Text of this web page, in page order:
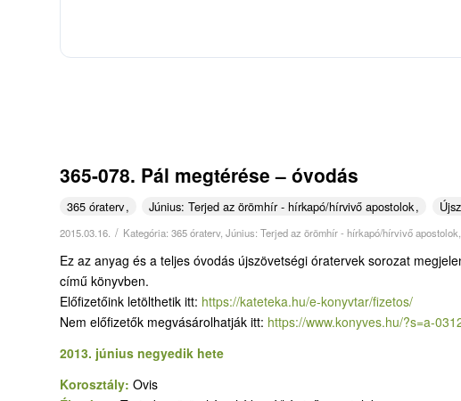
365-078. Pál megtérése – óvodás
365 óraterv Június: Terjed az örömhír - hírkapó/hírvivő apostolok
2015.03.16. / Kategória: 365 óraterv, Június: Terjed az örömhír - hírkapó/hírvivő apostolok,
Ez az anyag és a teljes óvodás újszövetségi óratervek sorozat
című könyvben.
Előfizetőink letölthetik itt: https://kateteka.hu/e-konyvtar/fizetos/
Nem előfizetők megvásárolhatják itt: https://www.konyves.hu/?s=a-
2013. június negyedik hete
Korosztály: Ovis